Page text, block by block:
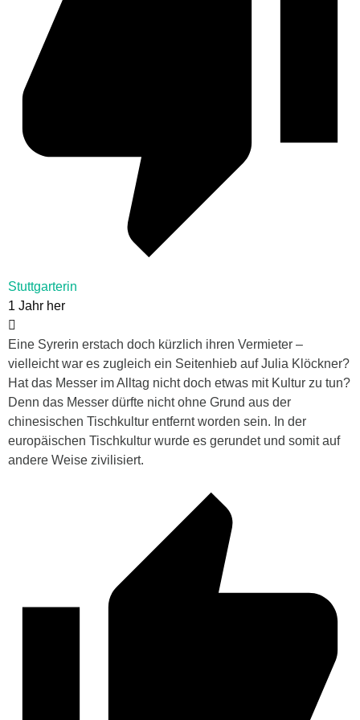
Stuttgarterin
1 Jahr her
Eine Syrerin erstach doch kürzlich ihren Vermieter –
vielleicht war es zugleich ein Seitenhieb auf Julia Klöckner?
Hat das Messer im Alltag nicht doch etwas mit Kultur zu tun?
Denn das Messer dürfte nicht ohne Grund aus der
chinesischen Tischkultur entfernt worden sein. In der
europäischen Tischkultur wurde es gerundet und somit auf
andere Weise zivilisiert.